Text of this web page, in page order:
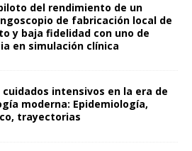
del rendimiento de un
de fabricación local de
y baja fidelidad con uno de
en simulación clínica
cuidados intensivos en la era de
moderna: Epidemiología,
trayectorias